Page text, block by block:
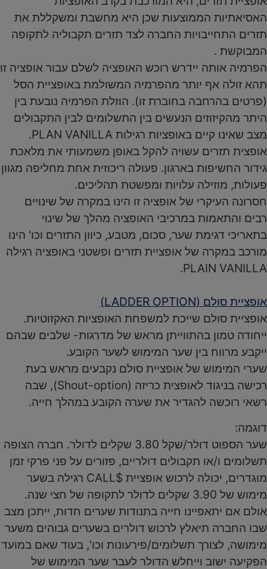
האסיאתיות הממוצעות שכן היא מחשבת ומשקללת את
תזרים התחייבויות החברה לצד תזרים תקבוליה לתקופה
המבוקשת .
הפרמיה אותה יידרש רוכש האופציה לשלם עבור אופציה זו
תהא זולה אף יותר מהפרמיה המשולמת באופציית הסל
(פרטים בהרחבה בחוברת זו). הוזלת הפרמיה נובעת בין
היתר מהקיזוזים הנעשים בין התשלומים לבין התקבולים
מצב שאינו קיים באופציות רגילות PLAN VANILLA.
אופצית תזרים עשויה להקל באופן משמעותי את מלאכת
גידור החשיפות בארגון. פעולה ריכוזית אחת מחליפה מגוון
פעולות, מוזילה עלויות ומפשטת תהליכים.
חסרונה העיקרי של אופציה זו הינו במקרה של שינויים
רבים והתאמות במרכיבי האופציה מהלך של שינוי
בתאריכי דגימת שער, סכום, מטבע, כיוון התזרים וכו' הינו
מורכב במקרה של אופציית תזרים ופשטני באופציה רגילה
PLAIN VANILLA.
אופציית סולם (LADDER OPTION)
אופציית סולם שייכת למשפחת האופציות האקזוטיות.
ייחודה טמון בהתווייתן מראש של מדרגות- שלבים שבהם
ייקבע מרווח בין שער המימוש לשער הקובע.
שערי המימוש של אופציית סולם נקבעים מראש בעת
רכישה בניגוד לאופצית כריזה (Shout-option), שבה
רשאי רוכשה להגדיר את שערה הקובע במהלך חייה.
דוגמה:
שער הספוט דולר/שקל 3.80 שקלים לדולר. חברה הצופה
תשלומים ו/או תקבולים דולריים, פזורים על פני פרקי זמן
מוגדרים, יכולה לרכוש אופציית $CALL רגילה בשער
מימוש של 3.90 שקלים לדולר לתקופה של חצי שנה.
אולם אם יתאפיינו חייה בתנודות שערים חדות, ייתכן מצב
שבו החברה תיאלץ לרכוש דולרים בשערים גבוהים משער
מימושה, לצורך תשלומים/פירעונות וכו', בעוד שאם במועד
הפקיעה ישוב וייחלש הדולר לעבר שער המימוש של